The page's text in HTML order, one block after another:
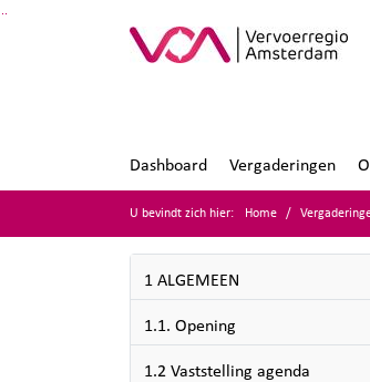
Ga naar de inhoud van deze pagina
Ga naar het zoeken
Ga naar het menu
Dashboard Vergaderingen
U bevindt zich hier: Home
1 ALGEMEEN
1.1. Opening
1.2 Vaststelling agenda